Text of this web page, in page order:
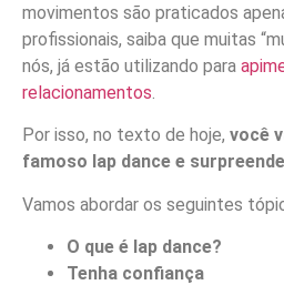
movimentos são praticados
profissionais, saiba que muitas
nós, já estão utilizando para
relacionamentos
Por isso, no texto de hoje, você
famoso lap dance e
Vamos abordar os seguintes
O que é lap dance?
Tenha confiança